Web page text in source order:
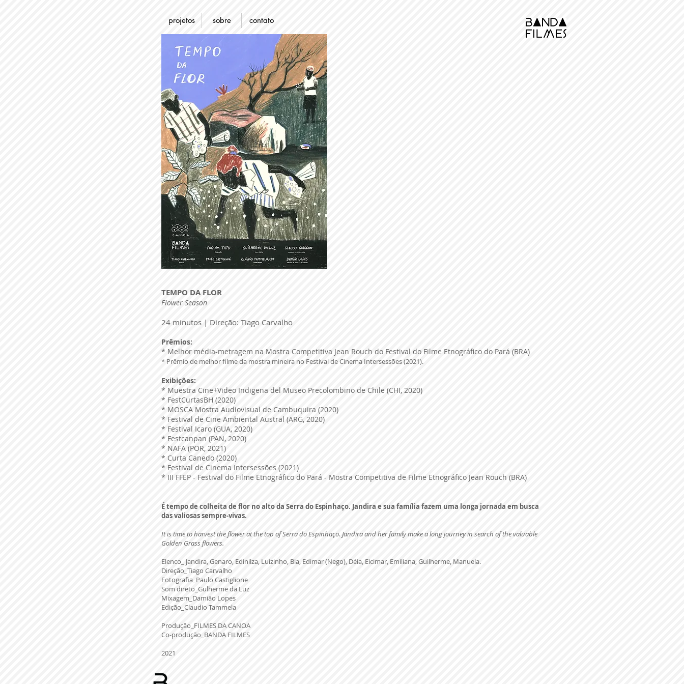
projetos sobre contato
TEMPO DA FLOR
Flower Season
24 minutos | Direção: Tiago Carvalho
Prêmios:
* Melhor média-metragem na Mostra Competitiva Jean Rouch do Festival do Filme Etnográfico do Pará (BRA)
* Prêmio de melhor filme da mostra mineira no Festival de Cinema Intersessões (2021).
Exibições:
* Muestra Cine+Video Indigena del Museo Precolombino de Chile (CHI, 2020)
* FestCurtasBH (2020)
* MOSCA Mostra Audiovisual de Cambuquira (2020)
* Festival de Cine Ambiental Austral (ARG, 2020)
* Festival Icaro (GUA, 2020)
* Festcanpan (PAN, 2020)
* NAFA (POR, 2021)
* Curta Canedo (2020)
* Festival de Cinema Intersessões (2021)
* III FFEP - Festival do Filme Etnográfico do Pará - Mostra Competitiva de Filme Etnográfico Jean Rouch (BRA)
É tempo de colheita de flor no alto da Serra do Espinhaço. Jandira e sua família fazem uma longa jornada em busca
das valiosas sempre-vivas.
It is time to harvest the flower at the top of Serra do Espinhaço. Jandira and her family make a long journey in search of the valuable
Golden Grass flowers.
Elenco_ Jandira, Genaro, Edinilza, Luizinho, Bia, Edimar (Nego), Déia, Eicimar, Emiliana, Guilherme, Manuela.
Direção_Tiago Carvalho
Fotografia_Paulo Castiglione
Som direto_Gulherme da Luz
Mixagem_Damião Lopes
Edição_Claudio Tammela
Produção_FILMES DA CANOA
Co-produção_BANDA FILMES
2021